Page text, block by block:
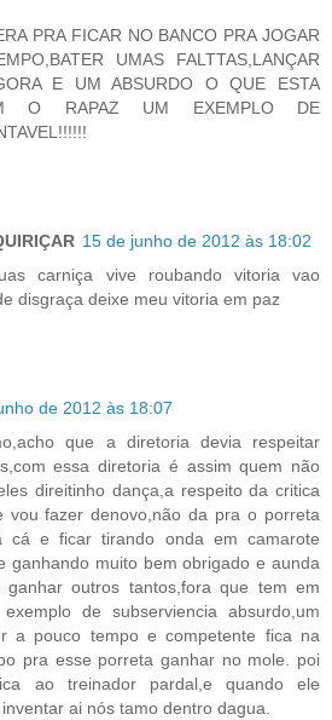
PRA FICAR NO BANCO PRA JOGAR
UMAS FALTTAS,LANÇAR
E UM ABSURDO O QUE ESTA
O RAPAZ UM EXEMPLO DE
15 de junho de 2012 às 18:02
carniça vive roubando vitoria vao
disgraça deixe meu vitoria em paz
de 2012 às 18:07
que a diretoria devia respeitar
essa diretoria é assim quem não
direitinho dança,a respeito da critica
vou fazer denovo,não da pra o porreta
cá e ficar tirando onda em camarote
ganhando muito bem obrigado e aunda
outros tantos,fora que tem em
de subserviencia absurdo,um
a pouco tempo e competente fica na
pra esse porreta ganhar no mole. poi
ao treinador pardal,e quando ele
ai nós tamo dentro dagua.